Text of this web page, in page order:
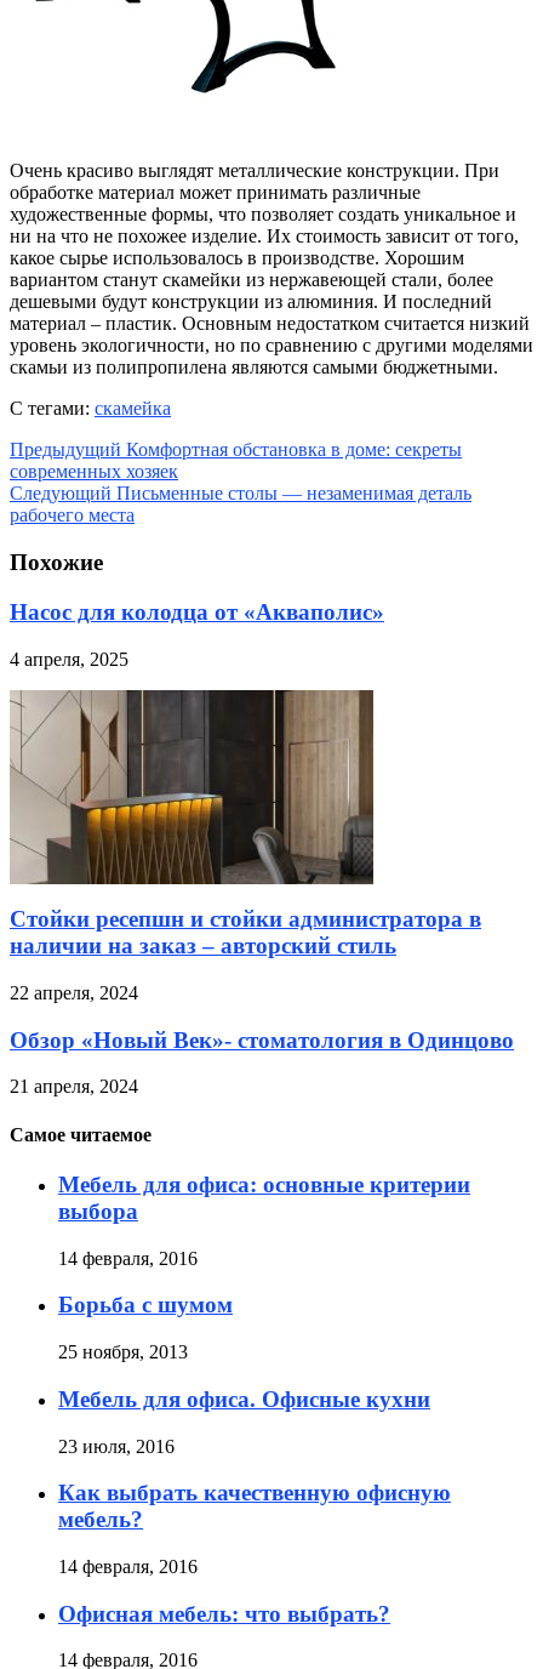
Очень красиво выглядят металлические конструкции. При
обработке материал может принимать различные
художественные формы, что позволяет создать уникальное и
ни на что не похожее изделие. Их стоимость зависит от того,
какое сырье использовалось в производстве. Хорошим
вариантом станут скамейки из нержавеющей стали, более
дешевыми будут конструкции из алюминия. И последний
материал – пластик. Основным недостатком считается низкий
уровень экологичности, но по сравнению с другими моделями
скамьи из полипропилена являются самыми бюджетными.
С тегами: скамейка
Предыдущий Комфортная обстановка в доме: секреты
современных хозяек
Следующий Письменные столы — незаменимая деталь
рабочего места
Похожие
Насос для колодца от «Акваполис»
4 апреля, 2025
Стойки ресепшн и стойки администратора в
наличии на заказ – авторский стиль
22 апреля, 2024
Обзор «Новый Век»- стоматология в Одинцово
21 апреля, 2024
Самое читаемое
Мебель для офиса: основные критерии
выбора
14 февраля, 2016
Борьба с шумом
25 ноября, 2013
Мебель для офиса. Офисные кухни
23 июля, 2016
Как выбрать качественную офисную
мебель?
14 февраля, 2016
Офисная мебель: что выбрать?
14 февраля, 2016